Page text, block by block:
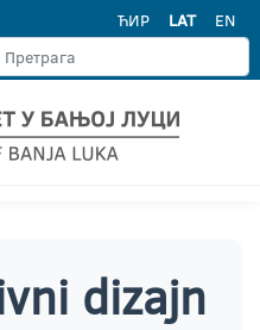
ЋИР LAT EN
dizajn